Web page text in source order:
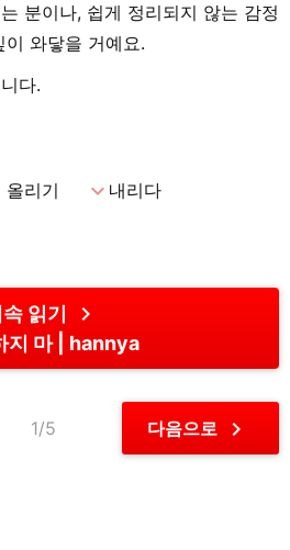
분이나, 쉽게 정리되지 않는 감정
와닿을 거예요.
다.
올리기 expand_more내리다
읽기 chevron_right
지 마 hannya
1/5 다음으로 chevron_right